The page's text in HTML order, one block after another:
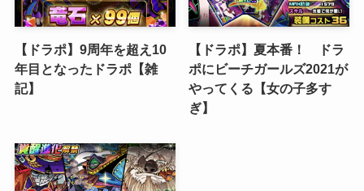
【ドラポ】9周年を超え10
年目となったドラポ【雑
記】
【ドラポ】夏本番！ ドラ
ポにビーチガールズ2021が
やってくる【女の子多す
ぎ】